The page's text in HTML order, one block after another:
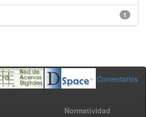
1
Comentarios
Normatividad